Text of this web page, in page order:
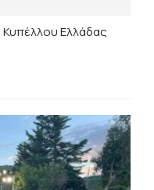
Ελλάδας